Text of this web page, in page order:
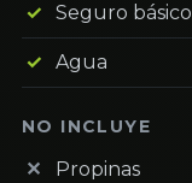
Seguro básico
Agua
NO INCLUYE
Propinas